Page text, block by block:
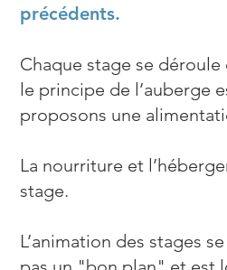
précédents.
Chaque stage se
le principe de l’auberge
proposons une
La nourriture et
stage.
L’animation des stages